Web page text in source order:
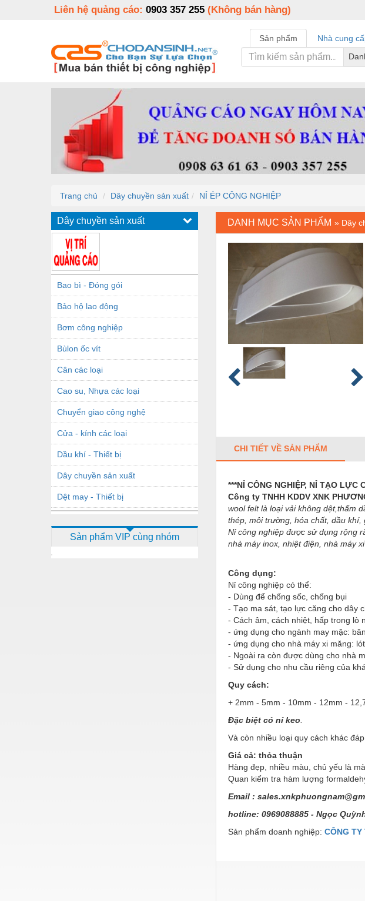
Liên hệ quảng cáo: 0903 357 255 (Không bán hàng)
Sản phẩm Nhà cung
Trang chủ Dây chuyền sản xuất NỈ ÉP CÔNG NGHIỆP
Dây chuyền sản xuất
Bao bì - Đóng gói
Bảo hộ lao động
Bơm công nghiệp
Bùlon ốc vít
Cân các loại
Cao su, Nhựa các loại
Chuyển giao công nghệ
Cửa - kính các loại
Dầu khí - Thiết bị
Dây chuyền sản xuất
Dệt may - Thiết bị
Dịch vụ - Thi công
Sản phẩm VIP cùng nhóm
DANH MỤC SẢN PHẨM » Dây
CHI TIẾT VỀ SẢN PHẨM
***NỈ CÔNG NGHIỆP, NỈ TẠO LỰC
Công ty TNHH KDDV XNK
wool felt là loại vải không dệt,thấm
thép, môi trường, hóa chất, dầu khí,
Nỉ công nghiệp được sử dụng rộng
nhà máy inox, nhiệt điện, nhà máy xi
Công dụng:
Nỉ công nghiệp có thể:
- Dùng để chống sốc, chống bụi
- Tạo ma sát, tạo lực căng cho dây
- Cách âm, cách nhiệt, hấp trong lò
- ứng dụng cho ngành may mặc:
- ứng dụng cho nhà máy xi măng:
- Ngoài ra còn được dùng cho nhà
- Sử dụng cho nhu cầu riêng của
Quy cách:
+ 2mm - 5mm - 10mm - 12mm -
Đặc biệt có nỉ keo
Và còn nhiều loại quy cách khác
Giá cả: thỏa thuận
Hàng đẹp, nhiều màu, chủ yếu là
Quan kiểm tra hàm lượng
Email :
hotline: 0969088885 - Ngọc
Sản phẩm doanh nghiệp: CÔNG TY